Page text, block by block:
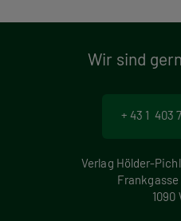
Wir sind
+ 43 1 403
Verlag Hölder-
1090